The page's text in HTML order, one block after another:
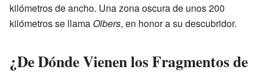
kilómetros de ancho. Una zona oscura de unos 200
kilómetros se llama Olbers, en honor a su descubridor.
¿De Dónde Vienen los Fragmentos de